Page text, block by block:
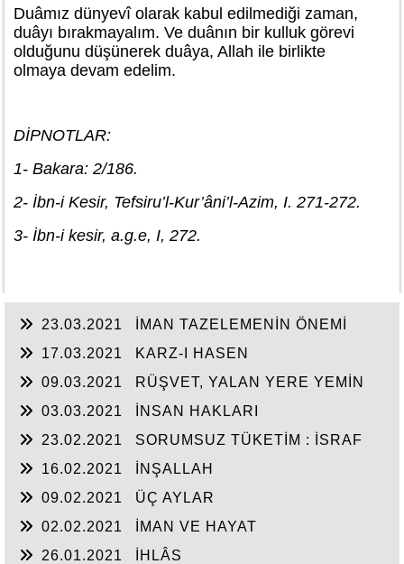
Duâmız dünyevî olarak kabul edilmediği zaman,
duâyı bırakmayalım. Ve duânın bir kulluk görevi
olduğunu düşünerek duâya, Allah ile birlikte
olmaya devam edelim.
DİPNOTLAR:
1- Bakara: 2/186.
2- İbn-i Kesir, Tefsiru’l-Kur’âni’l-Azim, I. 271-272.
3- İbn-i kesir, a.g.e, I, 272.
23.03.2021
İMAN TAZELEMENİN ÖNEMİ
17.03.2021
KARZ-I HASEN
09.03.2021
RÜŞVET, YALAN YERE YEMİN
03.03.2021
İNSAN HAKLARI
23.02.2021
SORUMSUZ TÜKETİM : İSRAF
16.02.2021
İNŞALLAH
09.02.2021
ÜÇ AYLAR
02.02.2021
İMAN VE HAYAT
26.01.2021
İHLÂS